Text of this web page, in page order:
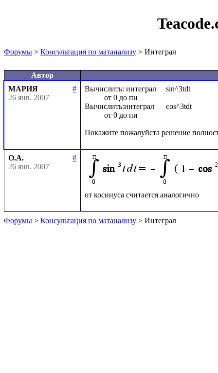
Форумы > Консультация по матанализу > Интеграл
Автор
МАРИЯ
#
26 янв. 2007
Вычислить: интеграл     sin^3tdt
Вычислить:интеграл      cos^3tdt
О.А.
#
26 янв. 2007
Форумы > Консультация по матанализу > Интеграл